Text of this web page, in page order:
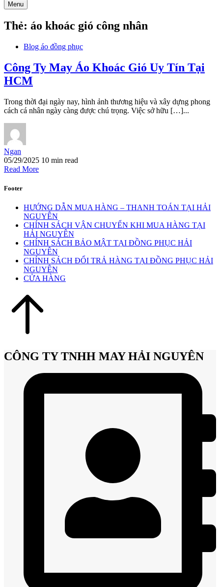
Menu
Thẻ: áo khoác gió công nhân
Blog áo đồng phục
Công Ty May Áo Khoác Gió Uy Tín Tại
HCM
Trong thời đại ngày nay, hình ảnh thương hiệu và xây dựng phong
cách cá nhân ngày càng được chú trọng. Việc sở hữu […]...
Ngan
05/29/2025 10 min read
Read More
Footer
HƯỚNG DẪN MUA HÀNG – THANH TOÁN TẠI HẢI
NGUYÊN
CHÍNH SÁCH VẬN CHUYỂN KHI MUA HÀNG TẠI
HẢI NGUYÊN
CHÍNH SÁCH BẢO MẬT TẠI ĐỒNG PHỤC HẢI
NGUYÊN
CHÍNH SÁCH ĐỔI TRẢ HÀNG TẠI ĐỒNG PHỤC HẢI
NGUYÊN
CỬA HÀNG
CÔNG TY TNHH MAY HẢI NGUYÊN